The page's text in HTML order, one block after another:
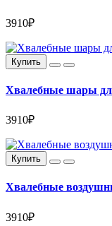
3910₽
Купить
Хвалебные шары
3910₽
Купить
Хвалебные
3910₽